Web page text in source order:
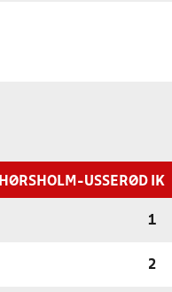
HØRSHOLM-USSERØD IK
1
2